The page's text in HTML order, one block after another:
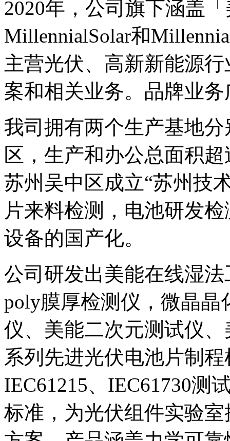
2020年，公司旗下涵盖
MillennialSolar和
主营光伏、高新新能源
案和相关业务。品牌业
我司拥有两个生产基地
区，生产和办公总面积
苏州吴中区成立“苏州技
片来料检测，电池研发
设备的国产化。
公司研发出美能在线湿
poly膜厚检测仪，微晶
仪、美能二次元测试仪
系列先进光伏电池片制
IEC61215、IEC61730测
标准，为光伏组件实验